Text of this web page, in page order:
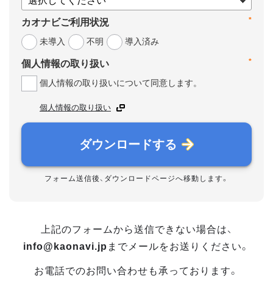
*
カオナビご利用状況
未導入
不明 導入済み
*
個人情報の取り扱い
個人情報の取り扱いについて同意します。
個人情報の取り扱い
ダウンロードする
フォーム送信後、ダウンロードページへ移動します。
上記のフォームから送信できない場合は、
info@kaonavi.jp までメールをお送りください。
お電話でのお問い合わせも承っております。